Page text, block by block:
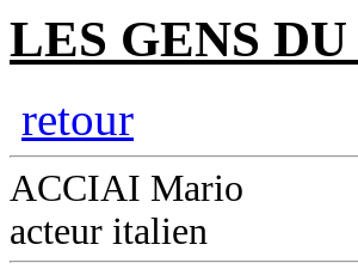
LES GENS
retour
ACCIAI Mario
acteur italien